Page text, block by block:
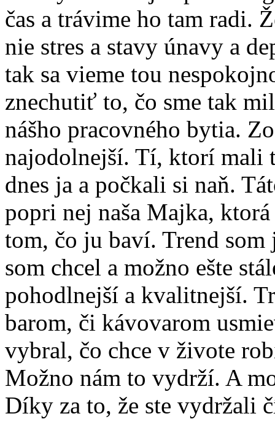
čas a trávime ho tam radi.
nie stres a stavy únavy a
tak sa vieme tou
znechutiť to, čo sme tak
nášho pracovného bytia.
najodolnejší. Tí, ktorí mali
dnes ja a počkali si naň.
popri nej naša Majka,
tom, čo ju baví. Trend
som chcel a možno ešte
pohodlnejší a kvalitnejší.
barom, či kávovarom
vybral, čo chce v živote
Možno nám to vydrží. A
Díky za to, že ste vydržali